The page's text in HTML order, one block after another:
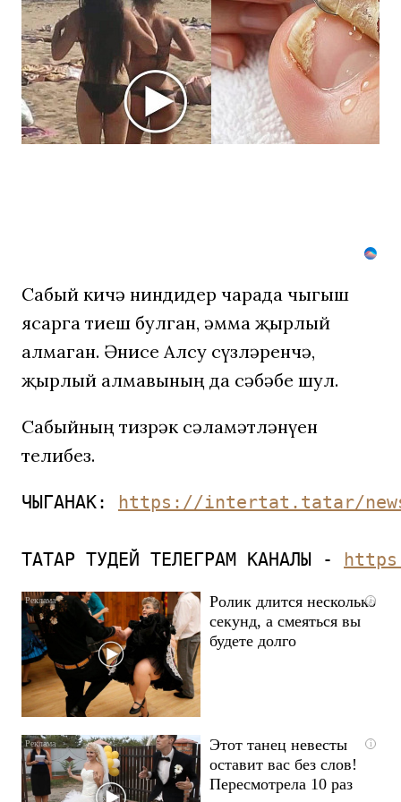
пляже
Крыма:
Что
люди
вытворяют,
когда
Сабый кичә ниндидер чарада чыгыш
ясарга тиеш булган, әмма җырлый
алмаган. Әнисе Алсу сүзләренчә,
җырлый алмавының да сәбәбе шул.
Сабыйның тизрәк сәламәтләнүен
телибез.
ЧЫГАНАК: https://intertat.tatar/
ТАТАР ТУДЕЙ ТЕЛЕГРАМ КАНАЛЫ -
i
Ролик длится несколько
секунд, а смеяться вы
будете долго
i
Этот танец невесты
оставит вас без слов!
Пересмотрела 10 раз